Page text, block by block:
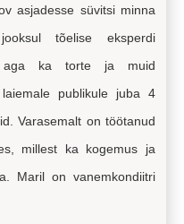
asjadesse süvitsi minna
tõelise eksperdi
aga ka torte ja muid
publikule juba 4
Varasemalt on töötanud
millest ka kogemus ja
Maril on vanemkondiitri